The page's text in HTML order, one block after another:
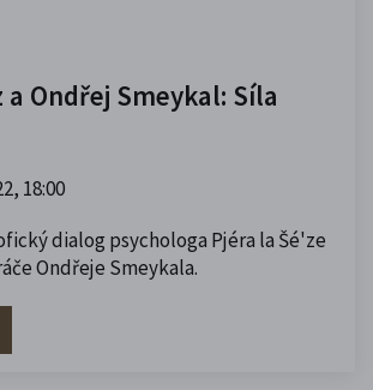
a Ondřej Smeykal: Síla
18:00
dialog psychologa Pjéra la Šé'ze
Ondřeje Smeykala.